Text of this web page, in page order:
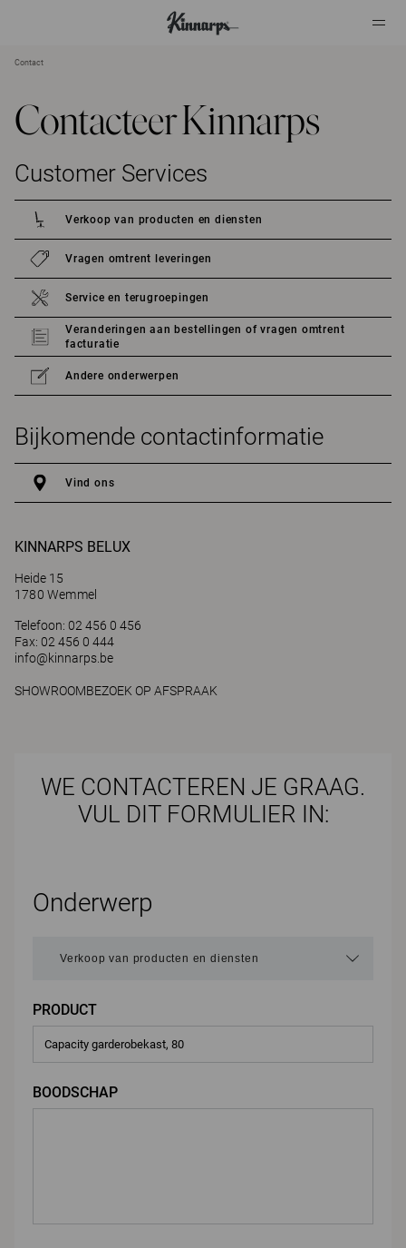
Contact
Contacteer Kinnarps
Customer Services
Verkoop van producten en diensten
Vragen omtrent leveringen
Service en terugroepingen
Veranderingen aan bestellingen of vragen omtrent
facturatie
Andere onderwerpen
Bijkomende contactinformatie
Vind ons
KINNARPS BELUX
Heide 15
1780 Wemmel
Telefoon: 02 456 0 456
Fax: 02 456 0 444
info@kinnarps.be
SHOWROOMBEZOEK OP AFSPRAAK
WE CONTACTEREN JE GRAAG.
VUL DIT FORMULIER IN:
Onderwerp
PRODUCT
BOODSCHAP